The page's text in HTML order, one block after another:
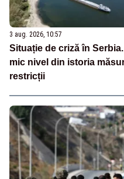
3 aug. 2026, 10:57
Situație de criză în
mic nivel din istoria
restricții